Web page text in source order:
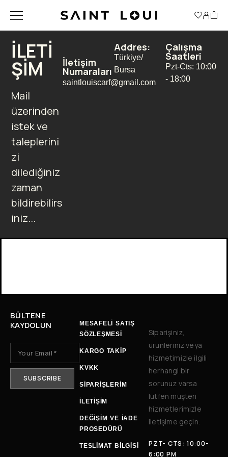
ILETI
ŞIM
Mail
üzerinden
istek ve
taleplerini
zi
dilediğiniz
zaman
bildirebilirs
iniz...
İletişim
Numaraları
saintlouiscarf@gmail.com
Addres:
Türkiye/
Bursa
Çalışma
Saatleri
Pzt-Cts: 10:00
- 18:00
BÜLTENE
KAYDOLUN
MESAFELİ SATIŞ
SÖZLEŞMESİ
KARGO TAKİP
KVKK
SİPARİŞLERİM
İLETIŞIM
DEĞIŞIM VE İADE
PROSEDÜRÜ
TESLIMAT BILGISI
Siparişiniz,
ürünleriniz veya
hizmetimizle ilgili
herhangi bir
sorunuz varsa
lütfen müşteri
hizmetlerimizle
iletişime geçin.
PZT- CTS: 10:00-
6:00 PM